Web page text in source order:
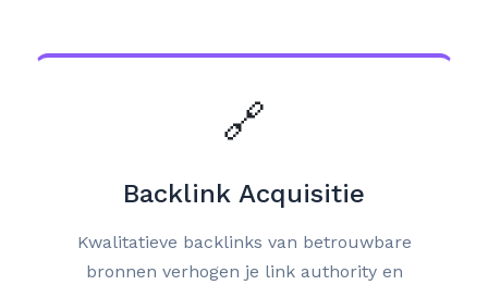
🔗
Backlink Acquisitie
Kwalitatieve backlinks van betrouwbare
bronnen verhogen je link authority en